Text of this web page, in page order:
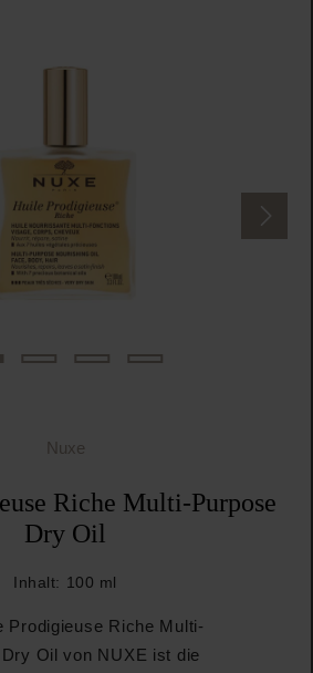
Nuxe
Riche Multi-Purpose
Dry Oil
Inhalt: 100 ml
Prodigieuse Riche Multi-
Oil von NUXE ist die